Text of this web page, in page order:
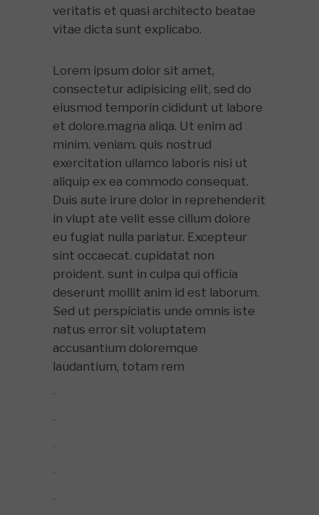
veritatis et quasi architecto beatae
vitae dicta sunt explicabo.
Lorem ipsum dolor sit amet,
consectetur adipisicing elit, sed do
eiusmod temporin cididunt ut labore
et dolore.magna aliqa. Ut enim ad
minim. veniam. quis nostrud
exercitation ullamco laboris nisi ut
aliquip ex ea commodo consequat.
Duis aute irure dolor in reprehenderit
in vlupt ate velit esse cillum dolore
eu fugiat nulla pariatur. Excepteur
sint occaecat. cupidatat non
proident. sunt in culpa qui officia
deserunt mollit anim id est laborum.
Sed ut perspiciatis unde omnis iste
natus error sit voluptatem
accusantium doloremque
laudantium, totam rem